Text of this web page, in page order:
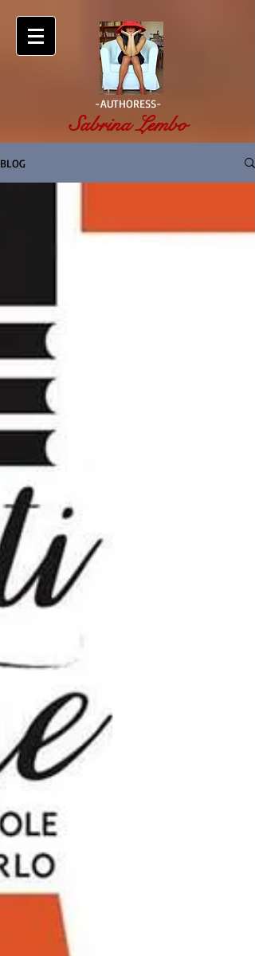
-AUTHORESS-
Sabrina Lembo
BLOG